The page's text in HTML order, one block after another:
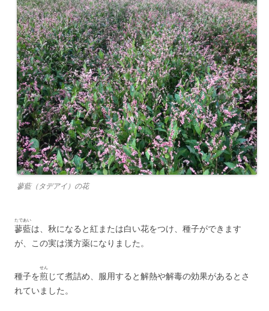
蓼藍（タデアイ）の花
蓼藍
たであい
は、秋になると紅または白い花をつけ、種子ができます
が、この実は漢方薬になりました。
種子を煎
せん
じて煮詰め、服用すると解熱や解毒の効果があるとさ
れていました。